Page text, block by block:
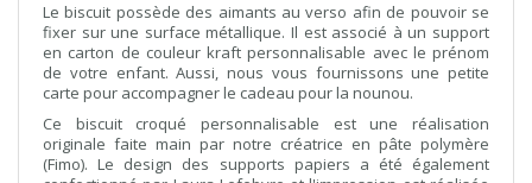
Le biscuit possède des aimants au verso afin de pouvoir se
fixer sur une surface métallique. Il est associé à un support
en carton de couleur kraft personnalisable avec le prénom
de votre enfant. Aussi, nous vous fournissons une petite
carte pour accompagner le cadeau pour la nounou.
Ce biscuit croqué personnalisable est une réalisation
originale faite main par notre créatrice en pâte polymère
(Fimo). Le design des supports papiers a été également